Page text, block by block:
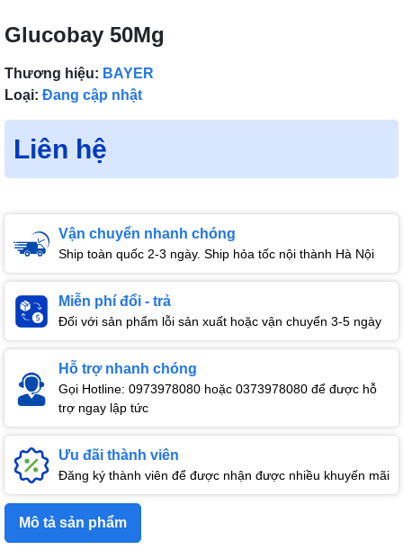
Glucobay 50Mg
Thương hiệu: BAYER
Loại: Đang cập nhật
Liên hệ
Vận chuyển nhanh chóng
Ship toàn quốc 2-3 ngày. Ship hỏa tốc nội thành Hà Nội
Miễn phí đổi - trả
Đối với sản phẩm lỗi sản xuất hoặc vận chuyển 3-5 ngày
Hỗ trợ nhanh chóng
Gọi Hotline: 0973978080 hoặc 0373978080 để được hỗ
trợ ngay lập tức
Ưu đãi thành viên
Đăng ký thành viên để được nhận được nhiều khuyến mãi
Mô tả sản phẩm